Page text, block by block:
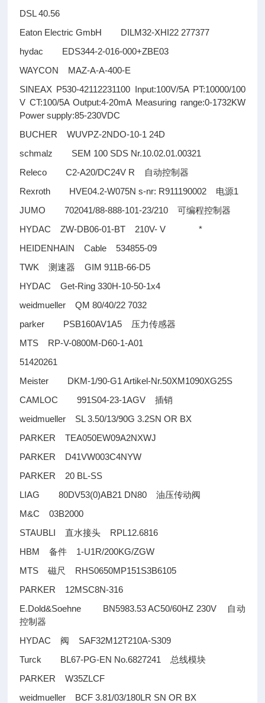
DSL 40.56
Eaton Electric GmbH DILM32-XHI22 277377
hydac EDS344-2-016-000+ZBE03
WAYCON MAZ-A-A-400-E
SINEAX P530-42112231100 Input:100V/5A PT:10000/100
V CT:100/5A Output:4-20mA Measuring range:0-1732KW
Power supply:85-230VDC
BUCHER WUVPZ-2NDO-10-1 24D
schmalz SEM 100 SDS Nr.10.02.01.00321
Releco C2-A20/DC24V R
自动控制器
Rexroth HVE04.2-W075N s-nr: R911190002 电源1
JUMO 702041/88-888-101-23/210可编程控制器
HYDAC ZW-DB06-01-BT 210V- V *
HEIDENHAIN Cable 534855-09
TWK测速器
GIM 911B-66-D5
HYDAC Get-Ring 330H-10-50-1x4
weidmueller QM 80/40/22 7032
parker PSB160AV1A5 压力传感器
MTS RP-V-0800M-D60-1-A01
51420261
Meister DKM-1/90-G1 Artikel-Nr.50XM1090XG25S
CAMLOC 991S04-23-1AGV插销
weidmueller SL 3.50/13/90G 3.2SN OR BX
PARKER TEA050EW09A2NXWJ
PARKER D41VW003C4NYW
PARKER 20 BL-SS
LIAG 80DV53(0)AB21 DN80油压传动阀
M&C 03B2000
STAUBLI直水接头 RPL12.6816
HBM备件 1-U1R/200KG/ZGW
MTS磁尺
RHS0650MP151S3B6105
PARKER 12MSC8N-316
E.Dold&Soehne BN5983.53 AC50/60HZ 230V
自动
控制器
HYDAC 阀
SAF32M12T210A-S309
Turck BL67-PG-EN No.6827241 总线模块
PARKER W35ZLCF
weidmueller BCF 3.81/03/180LR SN OR BX